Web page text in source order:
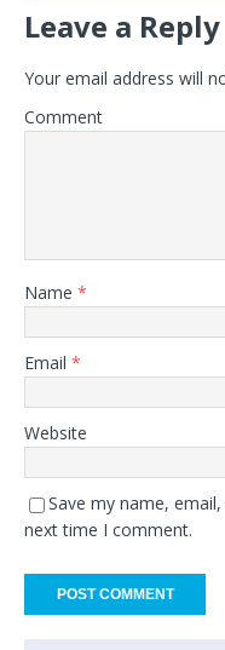
Leave a Reply
Your email address will
Comment
Name *
Email *
Website
Save my name,
next time I comment.